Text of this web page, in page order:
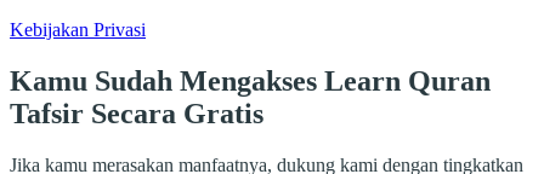
Kebijakan Privasi
Kamu Sudah Mengakses Learn Quran
Tafsir Secara Gratis
Jika kamu merasakan manfaatnya, dukung kami dengan tingkatkan